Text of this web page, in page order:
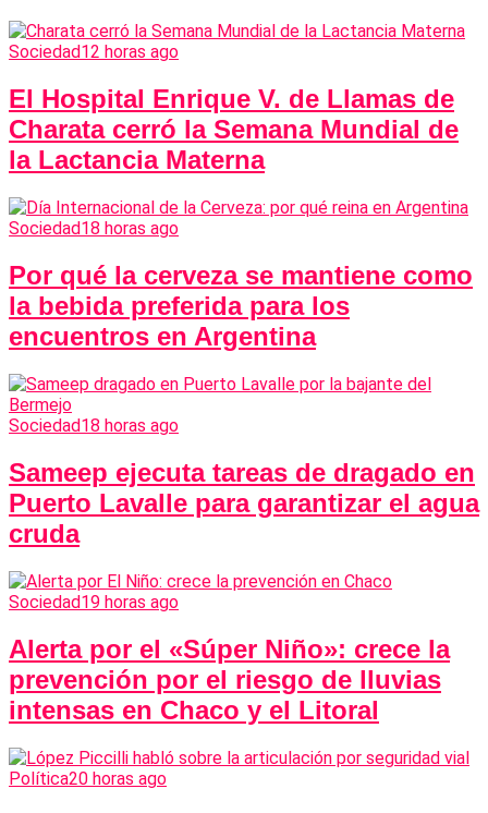
Sociedad12 horas ago
El Hospital Enrique V. de Llamas de
Charata cerró la Semana Mundial de
la Lactancia Materna
Sociedad18 horas ago
Por qué la cerveza se mantiene como
la bebida preferida para los
encuentros en Argentina
Sociedad18 horas ago
Sameep ejecuta tareas de dragado en
Puerto Lavalle para garantizar el agua
cruda
Sociedad19 horas ago
Alerta por el «Súper Niño»: crece la
prevención por el riesgo de lluvias
intensas en Chaco y el Litoral
Política20 horas ago